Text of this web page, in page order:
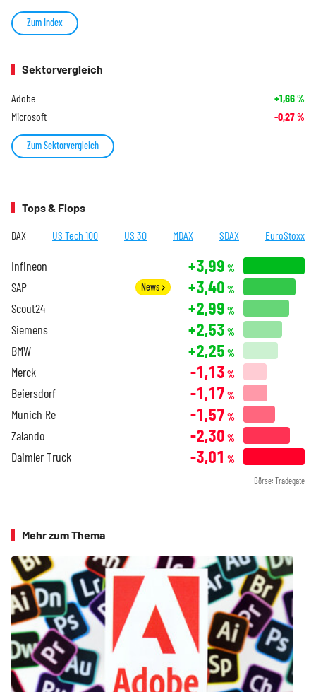
Zum Index
Sektorvergleich
Adobe +1,66%
Microsoft -0,27%
Zum Sektorvergleich
Tops & Flops
DAX US Tech 100 US 30 MDAX SDAX EuroStoxx
Infineon +3,99 %
SAP News +3,40 %
Scout24 +2,99 %
Siemens +2,53 %
BMW +2,25 %
Merck -1,13 %
Beiersdorf -1,17 %
Munich Re -1,57 %
Zalando -2,30 %
Daimler Truck -3,01 %
Börse: Tradegate
Mehr zum Thema